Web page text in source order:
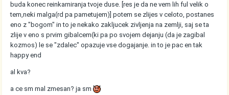
buda konec reinkarniranja tvoje duse. [res je da ne vem lih ful velik o
tem,neki malga(rd pa pametujem)] potem se zlijes v celoto, postanes
eno z "bogom" in to je nekako zakljucek zivljenja na zemlji, saj se ta
zlije v eno s prvim gibalcem(ki pa po svojem dejanju (da je zagibal
kozmos) le se "zdalec" opazuje vse dogajanje. in to je pac en tak
happy end
al kva?
a ce sm mal zmesan? ja sm